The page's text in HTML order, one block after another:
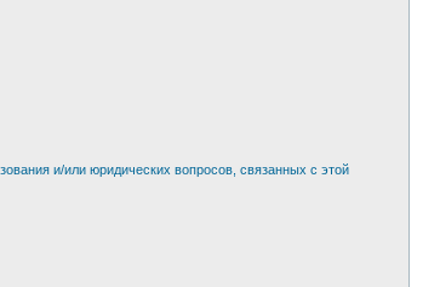
и/или юридических вопросов, связанных с этой